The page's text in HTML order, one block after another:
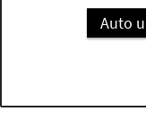
Auto